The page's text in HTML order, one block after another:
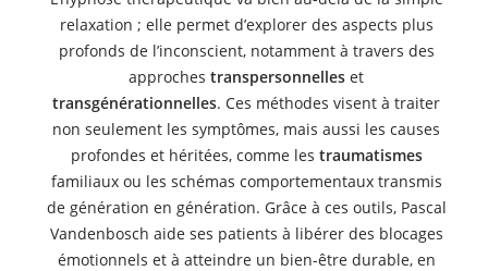
relaxation ; elle permet d’explorer des aspects plus
profonds de l’inconscient, notamment à travers des
approchestranspersonnelles et
transgénérationnelles. Ces méthodes visent à traiter
non seulement les symptômes, mais aussi les causes
profondes et héritées, comme les traumatismes
familiaux ou les schémas comportementaux transmis
de génération en génération. Grâce à ces outils, Pascal
Vandenbosch aide ses patients à libérer des blocages
émotionnels et à atteindre un bien-être durable, en